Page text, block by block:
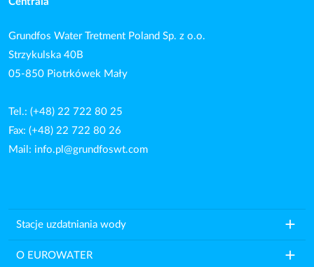
Grundfos Water Tretment Poland Sp. z o.o.
Strzykulska 40B
05-850 Piotrkówek Mały
Tel.: (+48) 22 722 80 25
Fax: (+48) 22 722 80 26
Mail: info.pl@grundfoswt.com
Stacje uzdatniania wody add
O EUROWATER add